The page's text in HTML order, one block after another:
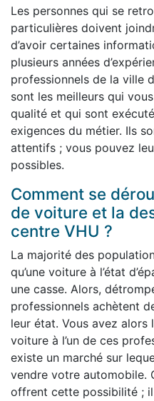
Les personnes qui se
particulières doivent
d’avoir certaines
plusieurs années
professionnels de la ville
sont les meilleurs qui
qualité et qui sont
exigences du métier. Ils
attentifs ; vous pouvez
possibles.
Comment se
de voiture et la
centre VHU ?
La majorité des
qu’une voiture à l’état
une casse. Alors,
professionnels achètent
leur état. Vous avez
voiture à l’un de ces
existe un marché sur
vendre votre automobile.
offrent cette possibilité ;